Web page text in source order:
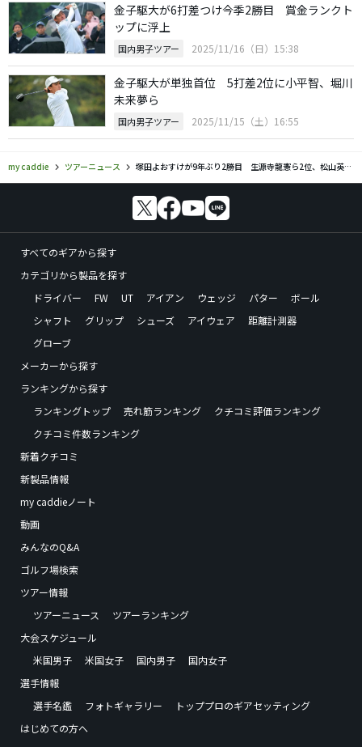
金子駆大が6打差つけ今季2勝目 賞金ランクト
ップに浮上
国内男子ツアー 2025/11/16（日）15:38
金子駆大が単独首位 5打差2位に小平智、堀川
未来夢ら
国内男子ツアー 2025/11/15（土）16:55
my caddie ツアーニュース 塚田よおすけが9年ぶり2勝目 生源寺龍憲ら2位、松山英樹5位
すべてのギアから探す
カテゴリから製品を探す
ドライバー
FW UT アイアン ウェッジ パター
ボール
シャフト
グリップ シューズ アイウェア
距離計測器
グローブ
メーカーから探す
ランキングから探す
ランキングトップ
売れ筋ランキング
クチコミ評価ランキング
クチコミ件数ランキング
新着クチコミ
新製品情報
my caddieノート
動画
みんなのQ&A
ゴルフ場検索
ツアー情報
ツアーニュース
ツアーランキング
大会スケジュール
米国男子
米国女子 国内男子
国内女子
選手情報
選手名鑑
フォトギャラリー
トッププロのギアセッティング
はじめての方へ